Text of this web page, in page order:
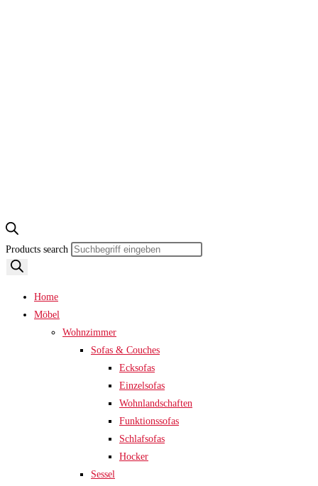
Products search
Home
Möbel
Wohnzimmer
Sofas & Couches
Ecksofas
Einzelsofas
Wohnlandschaften
Funktionssofas
Schlafsofas
Hocker
Sessel